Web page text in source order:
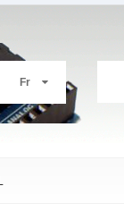
Fr